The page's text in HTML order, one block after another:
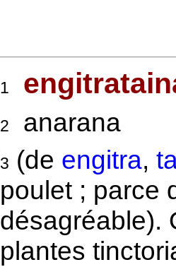
1
2 anarana
3 (de engitra,
poulet ; parce
désagréable).
plantes